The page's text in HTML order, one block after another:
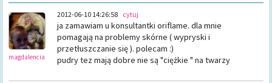
magdalencia
2012-06-10 14:26:58 cytuj
ja zamawiam u konsultantki oriflame. dla mnie
pomagają na problemy skórne ( wypryski i
przetłuszczanie się ). polecam :)
pudry tez mają dobre nie są "ciężkie " na twarzy